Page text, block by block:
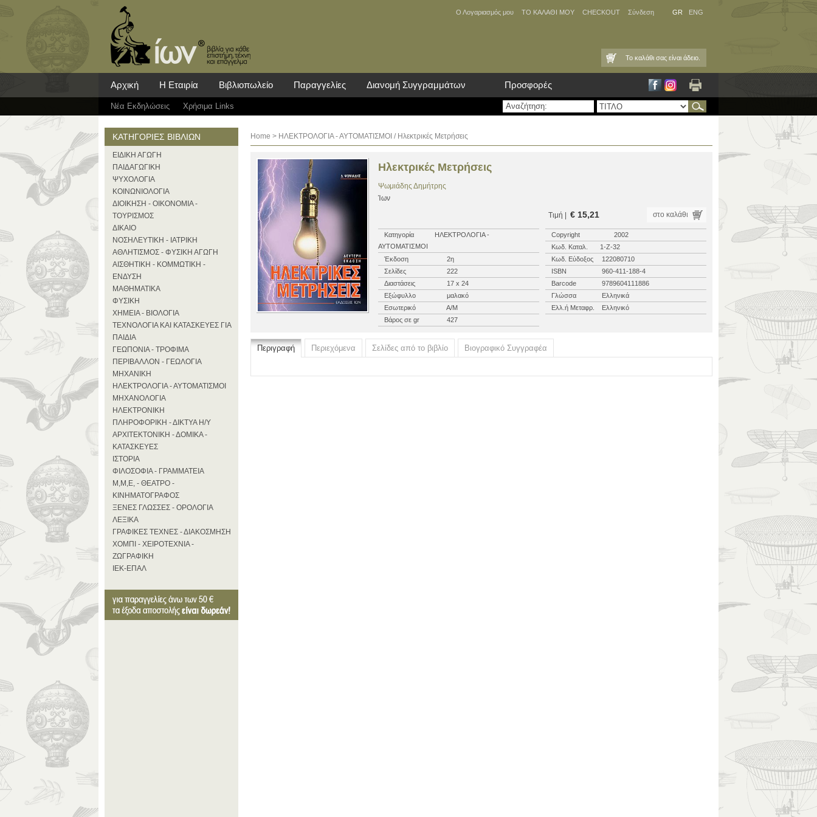
Ο Λογαριασμός μου ΤΟ ΚΑΛΑΘΙ ΜΟΥ CHECKOUT Σύνδεση GR ENG
Το καλάθι σας είναι άδειο.
Αρχική Η Εταιρία Βιβλιοπωλείο Παραγγελίες Διανομή Συγγραμμάτων Προσφορές
Νέα Eκδηλώσεις Χρήσιμα Links
ΚΑΤΗΓΟΡΙΕΣ ΒΙΒΛΙΩΝ
ΕΙΔΙΚΗ ΑΓΩΓΗ
ΠΑΙΔΑΓΩΓΙΚΗ
ΨΥΧΟΛΟΓΙΑ
ΚΟΙΝΩΝΙΟΛΟΓΙΑ
ΔΙΟΙΚΗΣΗ - ΟΙΚΟΝΟΜΙΑ -
ΤΟΥΡΙΣΜΟΣ
ΔΙΚΑΙΟ
ΝΟΣΗΛΕΥΤΙΚΗ - ΙΑΤΡΙΚΗ
ΑΘΛΗΤΙΣΜΟΣ - ΦΥΣΙΚΗ ΑΓΩΓΗ
ΑΙΣΘΗΤΙΚΗ - ΚΟΜΜΩΤΙΚΗ -
ΕΝΔΥΣΗ
ΜΑΘΗΜΑΤΙΚΑ
ΦΥΣΙΚΗ
ΧΗΜΕΙΑ - ΒΙΟΛΟΓΙΑ
ΤΕΧΝΟΛΟΓΙΑ ΚΑΙ ΚΑΤΑΣΚΕΥΕΣ ΓΙΑ
ΠΑΙΔΙΑ
ΓΕΩΠΟΝΙΑ - ΤΡΟΦΙΜΑ
ΠΕΡΙΒΑΛΛΟΝ - ΓΕΩΛΟΓΙΑ
ΜΗΧΑΝΙΚΗ
ΗΛΕΚΤΡΟΛΟΓΙΑ - ΑΥΤΟΜΑΤΙΣΜΟΙ
ΜΗΧΑΝΟΛΟΓΙΑ
ΗΛΕΚΤΡΟΝΙΚΗ
ΠΛΗΡΟΦΟΡΙΚΗ - ΔΙΚΤΥΑ Η/Υ
ΑΡΧΙΤΕΚΤΟΝΙΚΗ - ΔΟΜΙΚΑ -
ΚΑΤΑΣΚΕΥΕΣ
ΙΣΤΟΡΙΑ
ΦΙΛΟΣΟΦΙΑ - ΓΡΑΜΜΑΤΕΙΑ
Μ,Μ,Ε, - ΘΕΑΤΡΟ -
ΚΙΝΗΜΑΤΟΓΡΑΦΟΣ
ΞΕΝΕΣ ΓΛΩΣΣΕΣ - ΟΡΟΛΟΓΙΑ
ΛΕΞΙΚΑ
ΓΡΑΦΙΚΕΣ ΤΕΧΝΕΣ - ΔΙΑΚΟΣΜΗΣΗ
ΧΟΜΠΙ - ΧΕΙΡΟΤΕΧΝΙΑ -
ΖΩΓΡΑΦΙΚΗ
ΙΕΚ-ΕΠΑΛ
Home > ΗΛΕΚΤΡΟΛΟΓΙΑ - ΑΥΤΟΜΑΤΙΣΜΟΙ / Ηλεκτρικές Μετρήσεις
Ηλεκτρικές Μετρήσεις
Ψωμιάδης Δημήτρης
Ίων
Τιμή |
€ 15,21 στο καλάθι
Κατηγορία
ΗΛΕΚΤΡΟΛΟΓΙΑ -
ΑΥΤΟΜΑΤΙΣΜΟΙ
Copyright
2002
Κωδ. Καταλ.
1-Ζ-32
Έκδοση
2η Κωδ. Εύδοξος
122080710
Σελίδες
222 ISBN
960-411-188-4
Διαστάσεις
17 x 24 Barcode
9789604111886
Εξώφυλλο
μαλακό Γλώσσα
Ελληνικά
Εσωτερικό
Α/Μ Ελλ.ή Μεταφρ.
Ελληνικό
Βάρος σε gr
427
Περιγραφή Περιεχόμενα Σελίδες από το βιβλίο Βιογραφικό Συγγραφέα